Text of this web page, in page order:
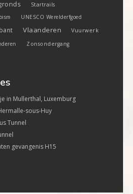
Startrails
UNESCO Werelderfgoed
Vlaanderen Vuurwerk
Zonsondergang
in Mullerthal, Luxemburg
sous-Huy
Tunnel
gevangenis H15